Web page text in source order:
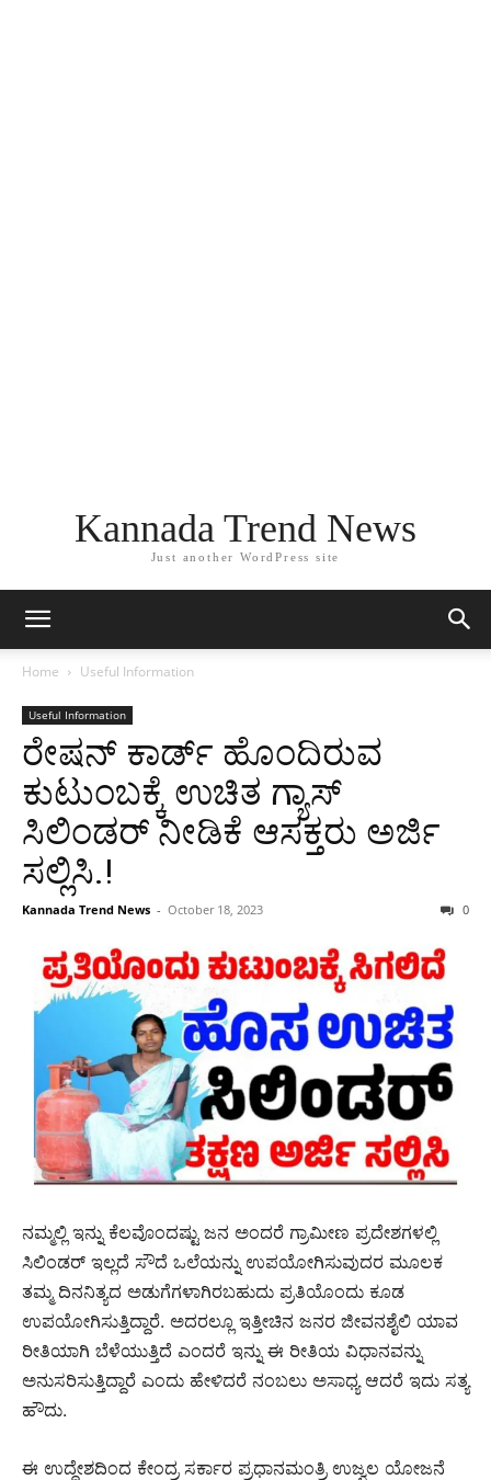
Kannada Trend News
Just another WordPress site
Home Useful Information
Useful Information
ರೇಷನ್ ಕಾರ್ಡ್ ಹೊಂದಿರುವ
ಕುಟುಂಬಕ್ಕೆ ಉಚಿತ ಗ್ಯಾಸ್
ಸಿಲಿಂಡರ್ ನೀಡಿಕೆ ಆಸಕ್ತರು ಅರ್ಜಿ
ಸಲ್ಲಿಸಿ.!
Kannada Trend News - October 18, 2023 0
ನಮ್ಮಲ್ಲಿ ಇನ್ನು ಕೆಲವೊಂದಷ್ಟು ಜನ ಅಂದರೆ ಗ್ರಾಮೀಣ ಪ್ರದೇಶಗಳಲ್ಲಿ
ಸಿಲಿಂಡರ್ ಇಲ್ಲದೆ ಸೌದೆ ಒಲೆಯನ್ನು ಉಪಯೋಗಿಸುವುದರ ಮೂಲಕ
ತಮ್ಮ ದಿನನಿತ್ಯದ ಅಡುಗೆಗಳಾಗಿರಬಹುದು ಪ್ರತಿಯೊಂದು ಕೂಡ
ಉಪಯೋಗಿಸುತ್ತಿದ್ದಾರೆ. ಅದರಲ್ಲೂ ಇತ್ತೀಚಿನ ಜನರ ಜೀವನಶೈಲಿ ಯಾವ
ರೀತಿಯಾಗಿ ಬೆಳೆಯುತ್ತಿದೆ ಎಂದರೆ ಇನ್ನು ಈ ರೀತಿಯ ವಿಧಾನವನ್ನು
ಅನುಸರಿಸುತ್ತಿದ್ದಾರೆ ಎಂದು ಹೇಳಿದರೆ ನಂಬಲು ಅಸಾಧ್ಯ ಆದರೆ ಇದು ಸತ್ಯ
ಹೌದು.
ಈ ಉದ್ದೇಶದಿಂದ ಕೇಂದ್ರ ಸರ್ಕಾರ ಪ್ರಧಾನಮಂತ್ರಿ ಉಜ್ವಲ ಯೋಜನೆ